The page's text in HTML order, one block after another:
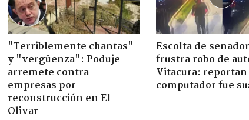
"Terriblemente chantas"
y "vergüenza": Poduje
arremete contra
empresas por
reconstrucción en El
Olivar
Escolta de
frustra robo de
Vitacura: reportan
computador fue